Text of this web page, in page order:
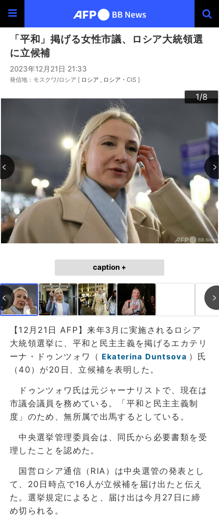
「平和」掲げる女性市議、ロシア大統領選
に立候補
2023年12月21日 21:33
発信地：モスクワ/ロシア [ ロシア ロシア・CIS ]
1/8
2/8
3/8
4/8
5/8
6/8
7/8
8/8
caption +
【12月21日 AFP】来年3月に実施されるロシア
大統領選挙に、平和と民主主義を掲げるエカテリ
ーナ・ドゥンツォワ（ Ekaterina Duntsova ）氏
（40）が20日、立候補を表明した。
ドゥンツォワ氏は元ジャーナリストで、現在は
市議会議員を務めている。「平和と民主主義制
度」のため、無所属で出馬するとしている。
中央選挙管理委員会は、同氏から必要書類を受
理したことを認めた。
国営ロシア通信（RIA）は中央選管の発表とし
て、20日時点で16人が立候補を届け出たと伝え
た。選挙規定によると、届け出は今月27日に締
め切られる。